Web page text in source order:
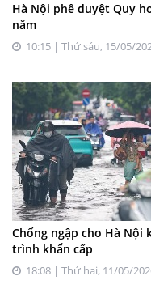
Hà Nội phê duyệt Quy
năm
10:15 | Thứ sáu, 15/05/
Chống ngập cho Hà Nội
trình khẩn cấp
18:08 | Thứ hai, 11/05/